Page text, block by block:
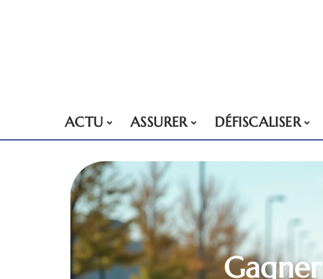
ACTU ASSURER DÉFISCALISER